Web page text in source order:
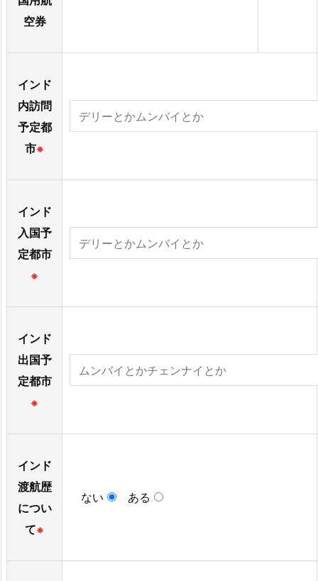
空券
インド
内訪問
予定都
市※
インド
入国予
定都市
※
インド
出国予
定都市
※
インド
渡航歴
につい
て※
ない ある